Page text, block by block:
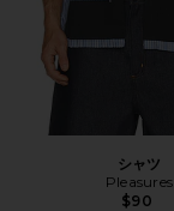
シャツ
Pleasures
$90